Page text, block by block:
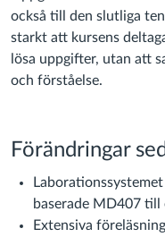
också till den slutliga
starkt att kursens
lösa uppgifter, utan att
och förståelse.
Förändringar
baserade MD407 till
Extensiva